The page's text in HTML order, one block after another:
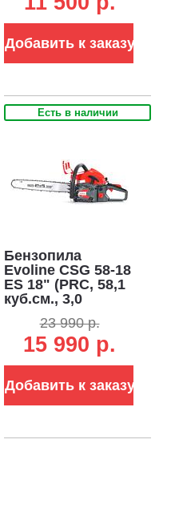
Добавить к заказу
Есть в наличии
Бензопила
Evoline CSG 58-18
ES 18" (PRC, 58,1
куб.см., 3,0
0,325", 1,5 мм.,
72E, Easy Start,
5,2 кг.)
23 990 р.
15 990 р.
Добавить к заказу